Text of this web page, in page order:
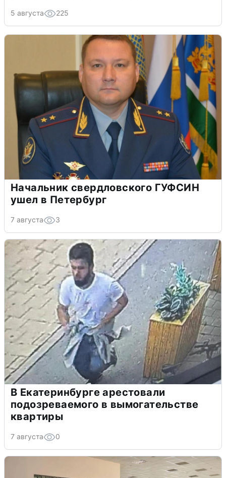
5 августа 225
Начальник свердловского ГУФСИН
ушел в Петербург
7 августа 3
В Екатеринбурге арестовали
подозреваемого в вымогательстве
квартиры
7 августа 0